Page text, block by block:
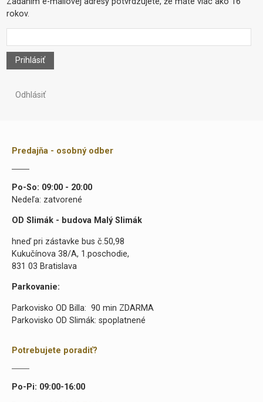
rokov.
Prihlásiť
Odhlásiť
Predajňa - osobný odber
Po-So: 09:00 - 20:00
Nedeľa: zatvorené
OD Slimák - budova Malý Slimák
hneď pri zástavke bus č.50,98
Kukučínova 38/A, 1.poschodie,
831 03 Bratislava
Parkovanie:
Parkovisko OD Billa: 90 min ZDARMA
Parkovisko OD Slimák: spoplatnené
Potrebujete poradiť?
Po-Pi: 09:00-16:00